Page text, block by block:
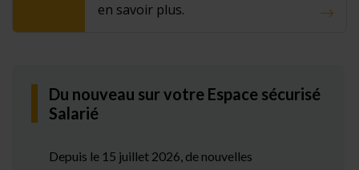
en savoir plus.
Du nouveau sur votre Espace sécurisé
Salarié
Depuis le 15 juillet 2026, de nouvelles